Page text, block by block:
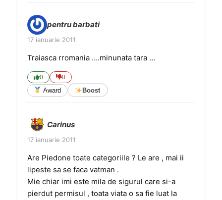
pentru barbati
17 ianuarie 2011
Traiasca rromania ….minunata tara …
0 0
Award Boost
Carinus
17 ianuarie 2011
Are Piedone toate categoriile ? Le are , mai ii
lipeste sa se faca vatman .
Mie chiar imi este mila de sigurul care si-a
pierdut permisul , toata viata o sa fie luat la